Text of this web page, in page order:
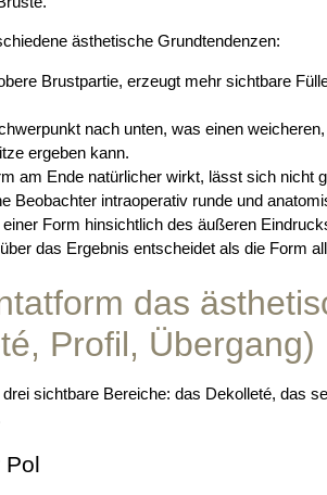
ästhetische Grundtendenzen:
Brustpartie, erzeugt mehr sichtbare
nach unten, was einen
ergeben kann.
am Ende natürlicher wirkt, lässt sich nicht
Beobachter intraoperativ runde und
Form hinsichtlich des äußeren
das Ergebnis entscheidet als die Form
das
Profil, Übergang)
sichtbare Bereiche: das Dekolleté, das
Pol